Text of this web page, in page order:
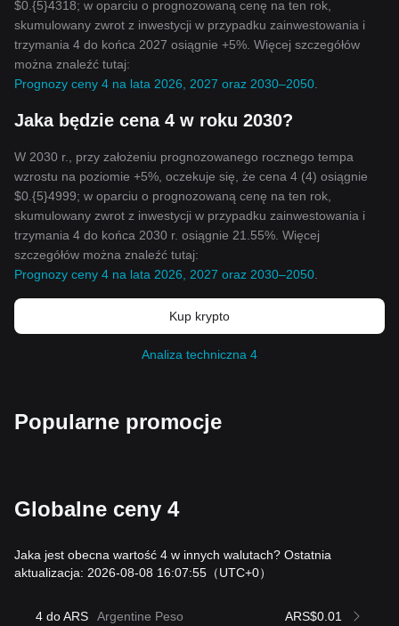
$0.{5}4318; w oparciu o prognozowaną cenę na ten rok,
skumulowany zwrot z inwestycji w przypadku zainwestowania i
trzymania 4 do końca 2027 osiągnie +5%. Więcej szczegółów
można znaleźć tutaj:
Prognozy ceny 4 na lata 2026, 2027 oraz 2030–2050
Jaka będzie cena 4 w roku 2030?
W 2030 r., przy założeniu prognozowanego rocznego tempa
wzrostu na poziomie +5%, oczekuje się, że cena 4 (4) osiągnie
$0.{5}4999; w oparciu o prognozowaną cenę na ten rok,
skumulowany zwrot z inwestycji w przypadku zainwestowania i
trzymania 4 do końca 2030 r. osiągnie 21.55%. Więcej
szczegółów można znaleźć tutaj:
Prognozy ceny 4 na lata 2026, 2027 oraz 2030–2050
Kup krypto
Analiza techniczna 4
Popularne promocje
Globalne ceny 4
Jaka jest obecna wartość 4 w innych walutach? Ostatnia
aktualizacja: 2026-08-08 16:07:55 （UTC+0）
4 do ARS Argentine Peso ARS$0.01